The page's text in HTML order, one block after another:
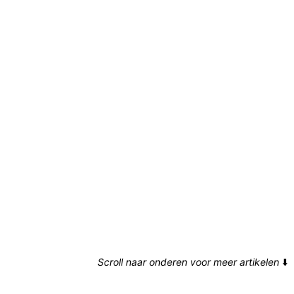
Scroll naar onderen voor meer artikelen ⬇️